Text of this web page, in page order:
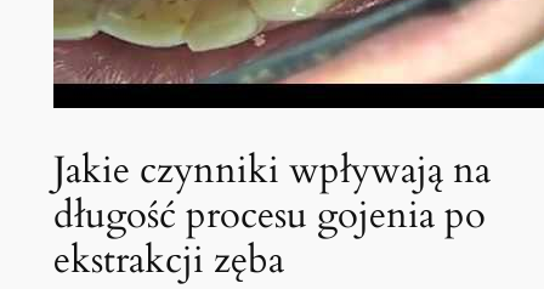
Jakie czynniki wpływają na
długość procesu gojenia po
ekstrakcji zęba